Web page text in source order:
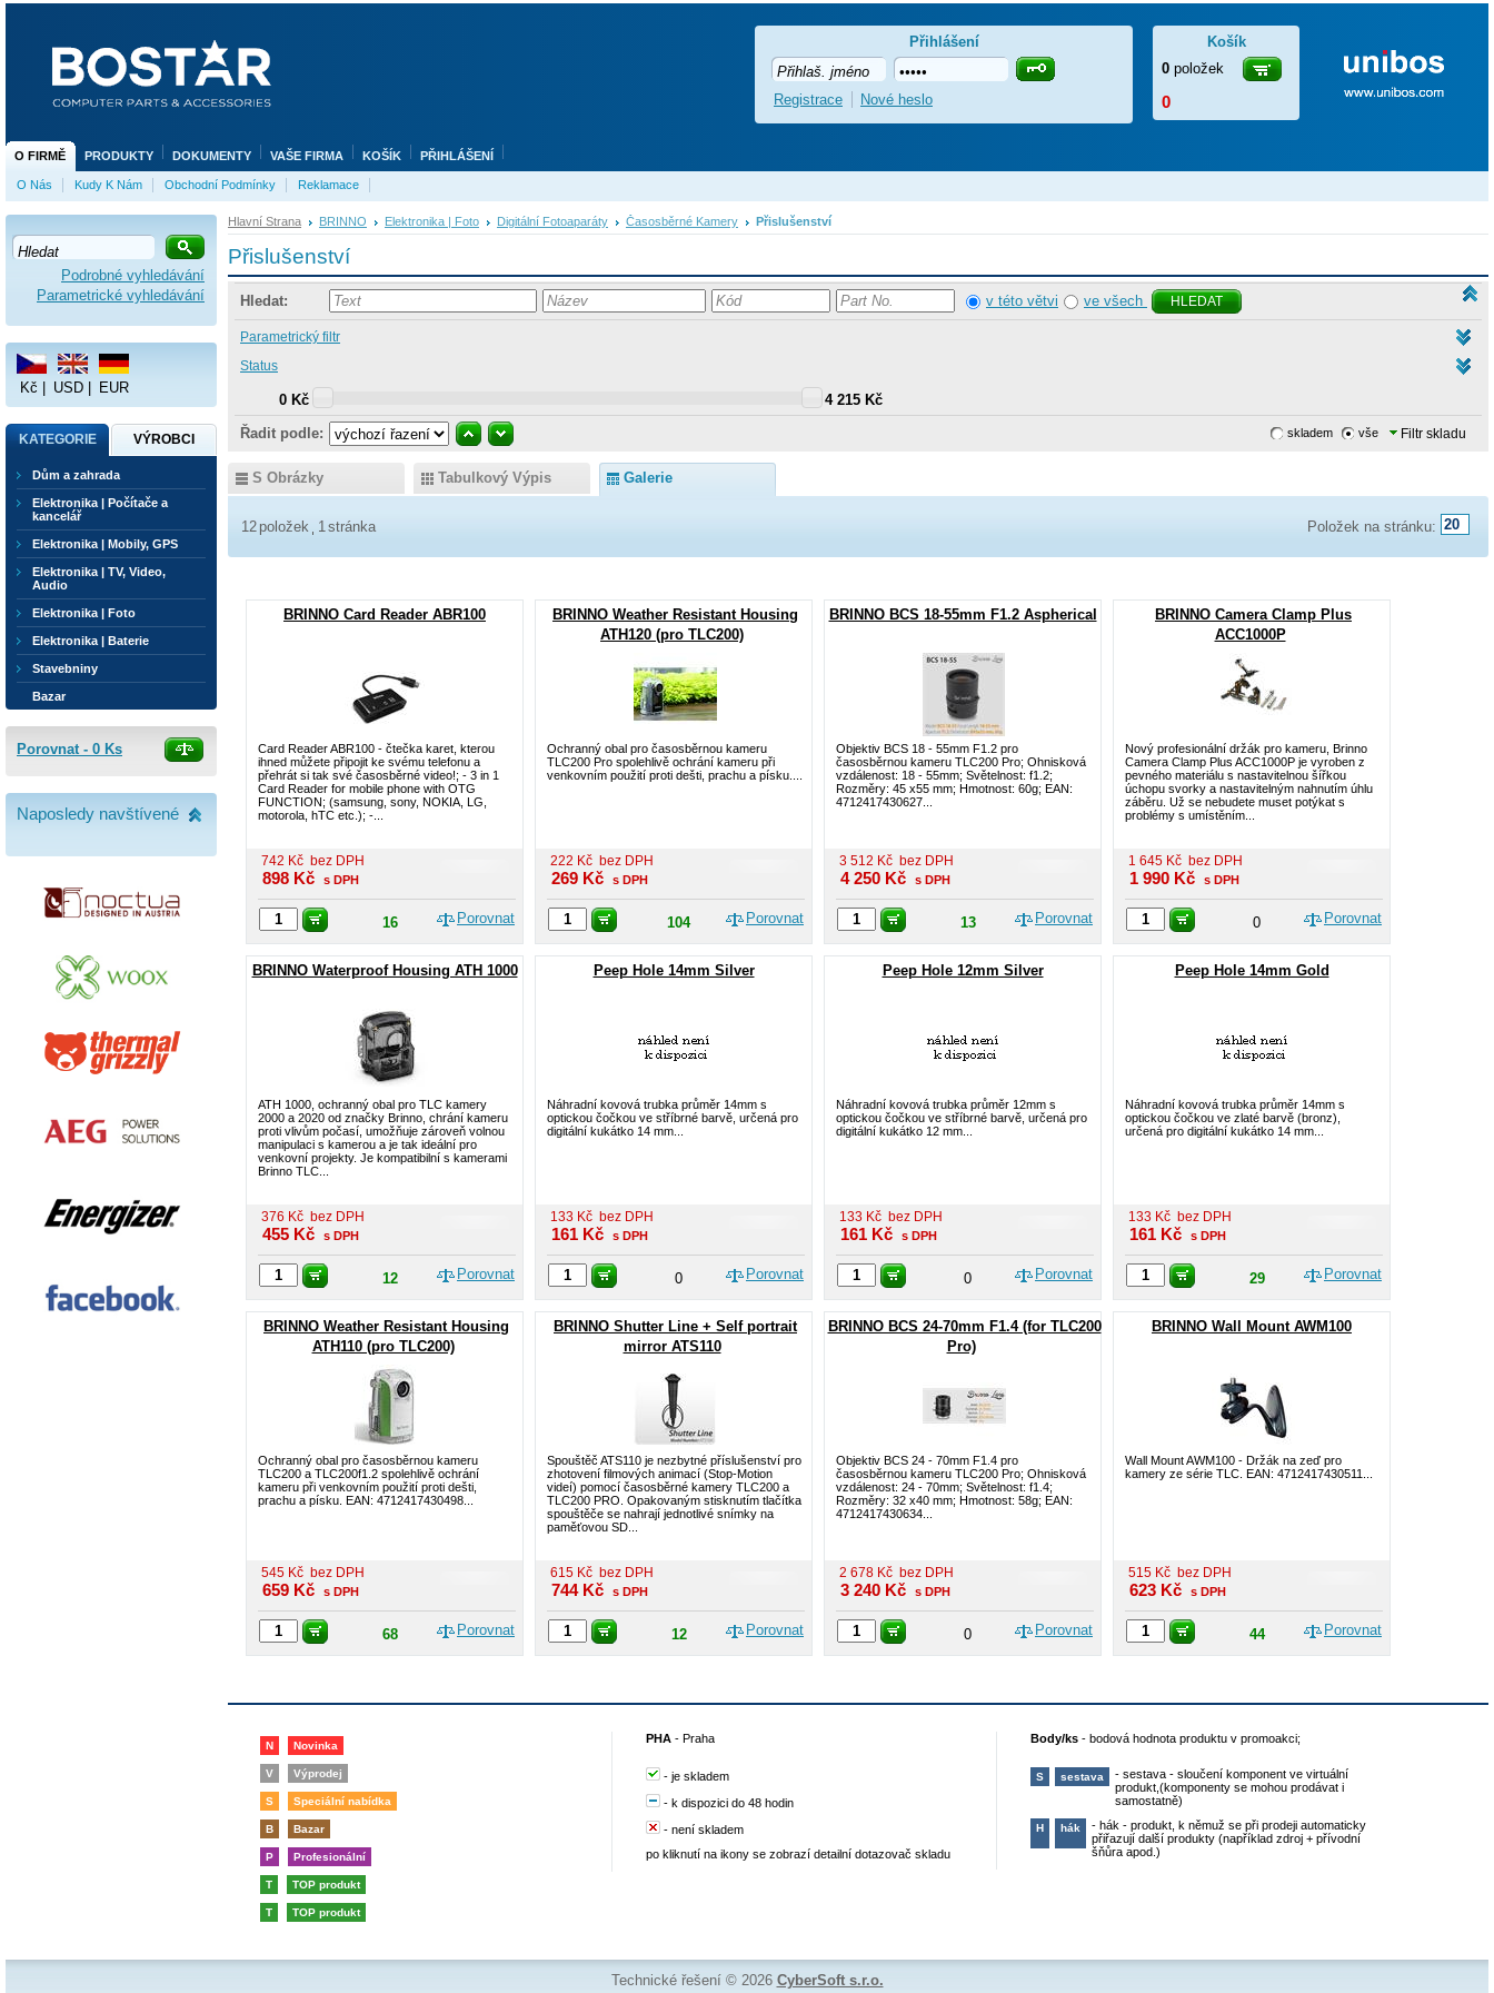
Hlavní Strana BRINNO Elektronika | Foto Digitální Fotoaparáty Časosběrné Kamery Přislušenství
Přislušenství
Hledat: v této větvi ve všech HLEDAT
Parametrický filtr
Status
0 Kč
4 215 Kč
Řadit podle:
Filtr skladu
skladem vše
S Obrázky Tabulkový Výpis Galerie
Položek na stránku:
12 položek 1stránka
BRINNO Card Reader ABR100
Card Reader ABR100 - čtečka karet, kterou
ihned můžete připojit ke svému telefonu a
přehrát si tak své časosběrné video!; - 3 in 1
Card Reader for mobile phone with OTG
FUNCTION; (samsung, sony, NOKIA, LG,
motorola, hTC etc.); -...
742 Kč bez DPH
898 Kč s DPH
Porovnat
16
BRINNO Weather Resistant Housing
ATH120 (pro TLC200)
Ochranný obal pro časosběrnou kameru
TLC200 Pro spolehlivě ochrání kameru při
venkovním použití proti dešti, prachu a písku....
222 Kč bez DPH
269 Kč s DPH
Porovnat
104
BRINNO BCS 18-55mm F1.2 Aspherical
Objektiv BCS 18 - 55mm F1.2 pro
časosběrnou kameru TLC200 Pro; Ohnisková
vzdálenost: 18 - 55mm; Světelnost: f1.2;
Rozměry: 45 x55 mm; Hmotnost: 60g; EAN:
4712417430627...
3 512 Kč bez DPH
4 250 Kč s DPH
Porovnat
13
BRINNO Camera Clamp Plus
ACC1000P
Nový profesionální držák pro kameru, Brinno
Camera Clamp Plus ACC1000P je vyroben z
pevného materiálu s nastavitelnou šířkou
úchopu svorky a nastavitelným nahnutím úhlu
záběru. Už se nebudete muset potýkat s
problémy s umístěním...
1 645 Kč bez DPH
1 990 Kč s DPH
Porovnat
0
BRINNO Waterproof Housing ATH 1000
ATH 1000, ochranný obal pro TLC kamery
2000 a 2020 od značky Brinno, chrání kameru
proti vlivům počasí, umožňuje zároveň volnou
manipulaci s kamerou a je tak ideální pro
venkovní projekty. Je kompatibilní s kamerami
Brinno TLC...
376 Kč bez DPH
455 Kč s DPH
Porovnat
12
Peep Hole 14mm Silver
Náhradní kovová trubka průměr 14mm s
optickou čočkou ve stříbrné barvě, určená pro
digitální kukátko 14 mm...
133 Kč bez DPH
161 Kč s DPH
Porovnat
0
Peep Hole 12mm Silver
Náhradní kovová trubka průměr 12mm s
optickou čočkou ve stříbrné barvě, určená pro
digitální kukátko 12 mm...
133 Kč bez DPH
161 Kč s DPH
Porovnat
0
Peep Hole 14mm Gold
Náhradní kovová trubka průměr 14mm s
optickou čočkou ve zlaté barvě (bronz),
určená pro digitální kukátko 14 mm...
133 Kč bez DPH
161 Kč s DPH
Porovnat
29
BRINNO Weather Resistant Housing
ATH110 (pro TLC200)
Ochranný obal pro časosběrnou kameru
TLC200 a TLC200f1.2 spolehlivě ochrání
kameru při venkovním použití proti dešti,
prachu a písku. EAN: 4712417430498...
545 Kč bez DPH
659 Kč s DPH
Porovnat
68
BRINNO Shutter Line + Self portrait
mirror ATS110
Spouštěč ATS110 je nezbytné příslušenství pro
zhotovení filmových animací (Stop-Motion
videí) pomocí časosběrné kamery TLC200 a
TLC200 PRO. Opakovaným stisknutím tlačítka
spouštěče se nahrají jednotlivé snímky na
paměťovou SD...
615 Kč bez DPH
744 Kč s DPH
Porovnat
12
BRINNO BCS 24-70mm F1.4 (for TLC200
Pro)
Objektiv BCS 24 - 70mm F1.4 pro
časosběrnou kameru TLC200 Pro; Ohnisková
vzdálenost: 24 - 70mm; Světelnost: f1.4;
Rozměry: 32 x40 mm; Hmotnost: 58g; EAN:
4712417430634...
2 678 Kč bez DPH
3 240 Kč s DPH
Porovnat
0
BRINNO Wall Mount AWM100
Wall Mount AWM100 - Držák na zeď pro
kamery ze série TLC. EAN: 4712417430511...
515 Kč bez DPH
623 Kč s DPH
Porovnat
44
N Novinka
V Výprodej
S Speciální nabídka
B Bazar
P Profesionální
T TOP produkt
T TOP produkt
PHA- Praha
- je skladem
- k dispozici do 48 hodin
- není skladem
po kliknutí na ikony se zobrazí detailní dotazovač skladu
Body/ks -bodová hodnota produktu v promoakci;
S sestava -sestava - sloučení komponent ve virtuální
produkt,(komponenty se mohou prodávat i
samostatně)
H hák -hák - produkt, k němuž se při prodeji automaticky
přiřazují další produkty (například zdroj + přívodní
šňůra apod.)
Podrobné vyhledávání
Parametrické vyhledávání
Kč USD EUR
KATEGORIE VÝROBCI
Dům a zahrada
Elektronika | Počítače a
kancelář
Elektronika | Mobily, GPS
Elektronika | TV, Video,
Audio
Elektronika | Foto
Elektronika | Baterie
Stavebniny
Bazar
Porovnat - 0 Ks
Naposledy navštívené
O FIRMĚ PRODUKTY DOKUMENTY VAŠE FIRMA KOŠÍK PŘIHLÁŠENÍ
O Nás Kudy K Nám Obchodní Podmínky Reklamace
Košík
0 položek
0
Přihlášení
Registrace Nové heslo
Technické řešení © 2026 CyberSoft s.r.o.